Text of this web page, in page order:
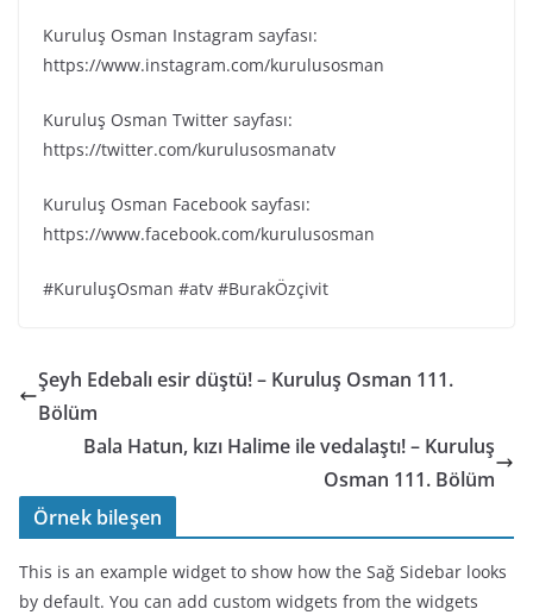
Kuruluş Osman Instagram sayfası:
https://www.instagram.com/kurulusosman
Kuruluş Osman Twitter sayfası:
https://twitter.com/kurulusosmanatv
Kuruluş Osman Facebook sayfası:
https://www.facebook.com/kurulusosman
#KuruluşOsman #atv #BurakÖzçivit
Şeyh Edebalı esir düştü! – Kuruluş Osman 111.
Bölüm
Bala Hatun, kızı Halime ile vedalaştı! – Kuruluş
Osman 111. Bölüm
Örnek bileşen
This is an example widget to show how the Sağ Sidebar looks
by default. You can add custom widgets from the widgets